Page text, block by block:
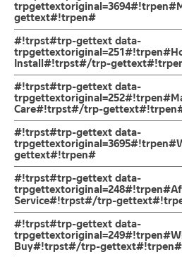
ออกแบบให้งวงก๊อกเป็นทรงโค้ง คอก๊อ
ก้านเปิด-ปิดแบบก้านปัด ตัวล็อกใต้ก๊อกเ
คุณภาพดี รับประกันวาล์วน้ำไม่รั่วซึม 10 ปี
ก็อกซิ้งค์ล้างจาน ทรงโค้ง ผลิตจากสแตนเ
ทนทานแข็งแรง ต้านการกัดกร่อนสูง แล
ให้เป็นทรงโค้งสูง คอก๊อกน้ำสามารถปรับ
จานนั้นง่ายขึ้น สะดวกต่อการใช้งานในห้อ
ภาชนะเป็นเรื่องง่ายและสะดวกมากยิ่งขึ้
ฐานก็อกแบบใหม่ เป็นแกนทองเหลือง แข็
ล็อค เพื่อเป็นการยืนยันความคงทนของว
เต็ม
gettext#!trpen#
ตัวก๊อกน้ำ
ผลิตจากสแตนเลส เกรด 304
#!trpst#trp-gettext data-
Install#!trpst#/trp-
ข้อแนะนำในการติดตั้งสำหรับ การติดตั้ง
ฝักบัว และ ชุดสายฉีดชำระ
สำหรับการติดตั้งใหม่ ให้ไล่ฝุ่น เศษทราย
ตั้งสินค้า โดยปล่อยน้ำให้ไหลออกจากท่อน
พาเศษละอองต่างๆ ออกจากท่อน้ำ มิเช่น
สินค้าและสร้างความเสียหายได้ หากตรวจ
จะไม่อยู่ในเงื่อนไขการรับประกัน
#!trpst#trp-gettext data-
Care#!trpst#/trp-
คำแนะนำในการดูแลรักษาผลิตภัณฑ์
1. ไม่ทำสินค้าให้เกิดความเสียหายอื่น ๆ น
ทำตก ไม่งัดหรือโยกสินค้าแรงๆ
2. ทำความสะอาดสินค้าโดยการใช้ผ้านุ่มๆ
3. ห้ามใช้สารเคมีที่มีฤทธิ์เป็นกรด ในการท
ของสินค้าจะเสียหายได้
4. ห้ามใช้แปรง วัสดุแข็ง หยาบ ห้ามใช้ฝ
บนตัวสินค้า ซึ่งจะสร้างความเสียหายให้เ
#!trpst#trp-gettext data-
gettext#!trpen#
รับประกันไส้วาล์ว ไม่รั่วซึม 10 ปี
#!trpst#trp-gettext data-
Service#!trpst#/trp-
ช่องทางออนไลน์
– Email:
– LINE: @Rasland
#!trpst#trp-gettext data-
Buy#!trpst#/trp-gettext#!trpen#